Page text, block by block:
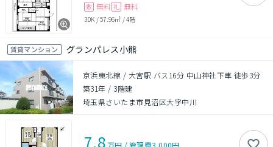
敷 無料 礼 無料
3DK /57.96㎡ /4階
賃貸マンション グランパレス小熊
京浜東北線 / 大宮駅 バス16分 中山神社下車 徒歩3分
築31年 / 3階建
埼玉県さいたま市見沼区大字中川
7.8万円 /管理費3,000円